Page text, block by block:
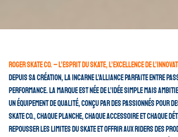
Roger Skate Co. – L’esprit du skate, l’excellence de
Depuis sa création, la incarne l’alliance parfaite entre
performance. La marque est née de l’idée simple mais
un équipement de qualité, conçu par des passionnés pour
Skate Co., chaque planche, chaque accessoire et chaque
repousser les limites du skate et offrir aux riders des